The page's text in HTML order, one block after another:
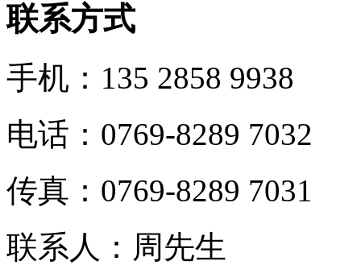
联系方式
手机：135 2858 9938
电话：0769-8289 7032
传真：0769-8289 7031
联系人：周先生